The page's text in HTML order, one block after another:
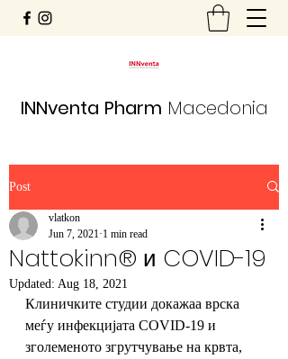
INNventa Pharm Macedonia
Post
Nattokinn® и COVID-19
vlatkon
Jun 7, 2021 1 min read
Updated: Aug 18, 2021
Клиничките студии докажаа врска
меѓу инфекцијата COVID-19 и
зголеменото згрутчување на крвта,